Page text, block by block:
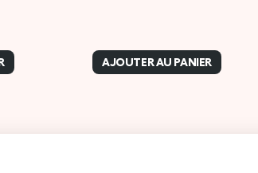
AJOUTER AU PANIER